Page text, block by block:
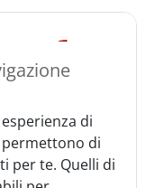
di
di
per te. Quelli di